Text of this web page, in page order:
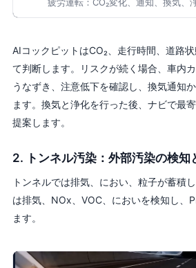
AIコックピットはCO₂、走行時間、道路
て判断します。リスクが続く場合、車内
うなずき、注意低下を確認し、換気通知
ます。換気と浄化を行った後、ナビで最
提案します。
2. トンネル汚染：外部汚染の検知
トンネルでは排気、におい、粒子が蓄積
は排気、NOx、VOC、においを検知し、
ます。